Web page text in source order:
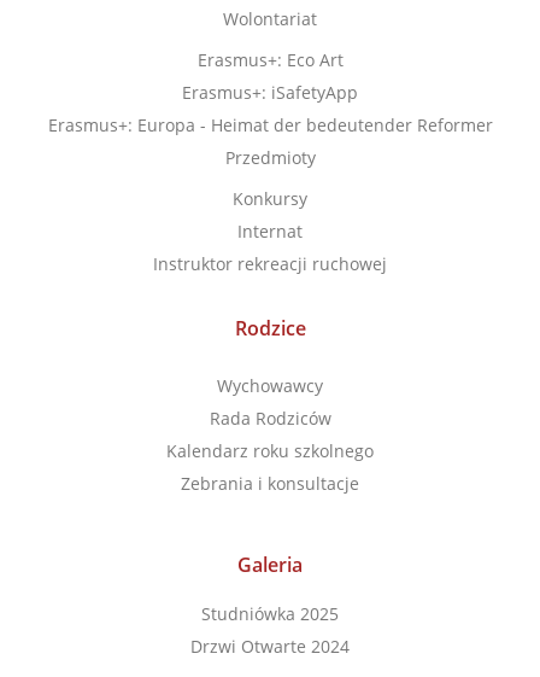
Wolontariat
Erasmus+: Eco Art
Erasmus+: iSafetyApp
Erasmus+: Europa - Heimat der bedeutender Reformer
Przedmioty
Konkursy
Internat
Instruktor rekreacji ruchowej
Rodzice
Wychowawcy
Rada Rodziców
Kalendarz roku szkolnego
Zebrania i konsultacje
Galeria
Studniówka 2025
Drzwi Otwarte 2024